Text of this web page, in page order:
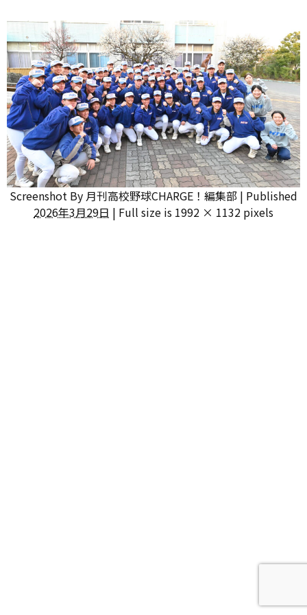
Screenshot By 月刊高校野球CHARGE！編集部 | Published
2026年3月29日 | Full size is 1992 × 1132 pixels